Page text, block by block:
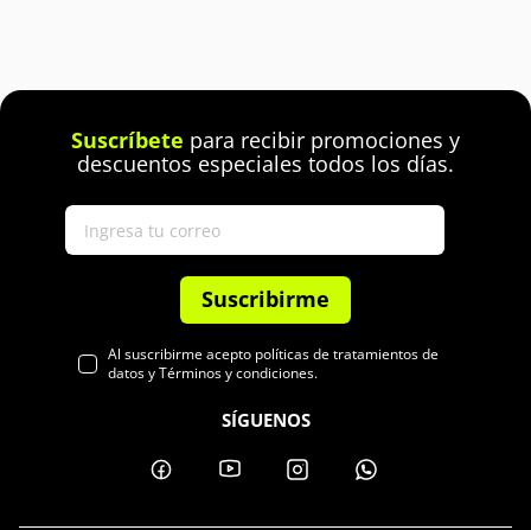
Suscríbete para recibir promociones y
descuentos especiales todos los días.
Suscribirme
Al suscribirme acepto políticas de tratamientos de
datos y Términos y condiciones.
SÍGUENOS